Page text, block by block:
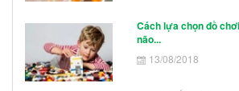
Cách lựa chọn đồ
não...
13/08/2018